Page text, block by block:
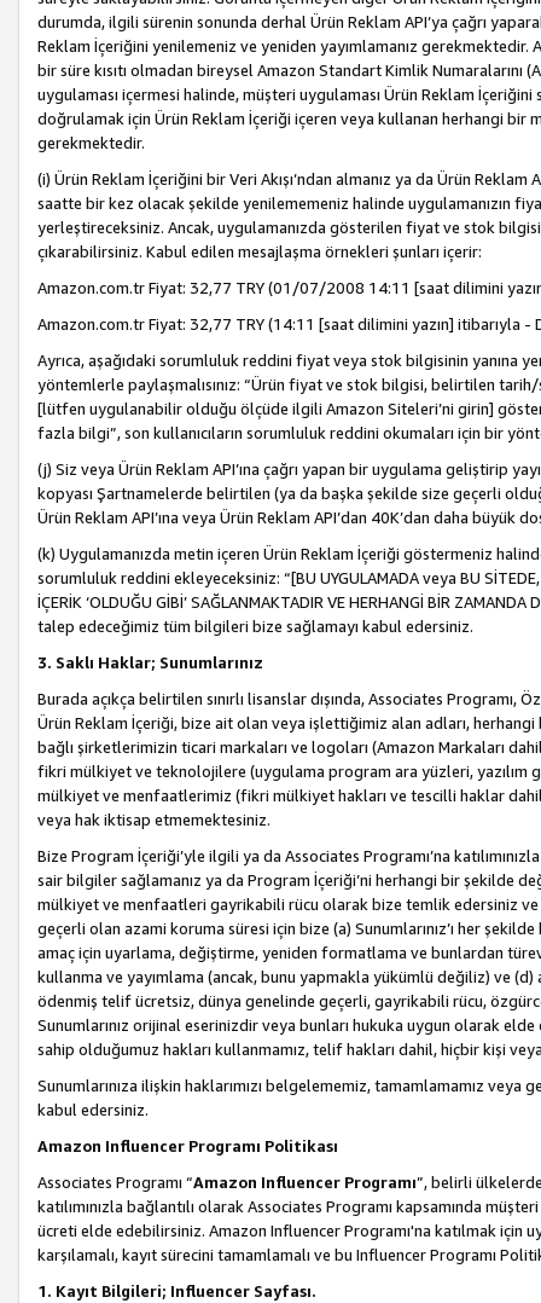
durumda, ilgili sürenin sonunda derhal Ürün Reklam API’ya çağrı
Reklam İçeriğini yenilemeniz ve yeniden yayımlamanız gerekmektedir.
bir süre kısıtı olmadan bireysel Amazon Standart Kimlik Numaralarını
uygulaması içermesi halinde, müşteri uygulaması Ürün Reklam
doğrulamak için Ürün Reklam İçeriği içeren veya kullanan herhangi bir
gerekmektedir.
(i) Ürün Reklam İçeriğini bir Veri Akışı’ndan almanız ya da Ürün
saatte bir kez olacak şekilde yenilememeniz halinde uygulamanızın
yerleştireceksiniz. Ancak, uygulamanızda gösterilen fiyat ve stok
çıkarabilirsiniz. Kabul edilen mesajlaşma örnekleri şunları içerir:
Amazon.com.tr Fiyat: 32,77 TRY (01/07/2008 14:11 [saat dilimini
Amazon.com.tr Fiyat: 32,77 TRY (14:11 [saat dilimini yazın] itibarıyla -
Ayrıca, aşağıdaki sorumluluk reddini fiyat veya stok bilgisinin yanına
yöntemlerle paylaşmalısınız: “Ürün fiyat ve stok bilgisi, belirtilen
[lütfen uygulanabilir olduğu ölçüde ilgili Amazon Siteleri’ni girin]
fazla bilgi”, son kullanıcıların sorumluluk reddini okumaları için bir
(j) Siz veya Ürün Reklam API’ına çağrı yapan bir uygulama geliştirip
kopyası Şartnamelerde belirtilen (ya da başka şekilde size geçerli
Ürün Reklam API’ına veya Ürün Reklam API’dan 40K’dan daha büyük
(k) Uygulamanızda metin içeren Ürün Reklam İçeriği göstermeniz
sorumluluk reddini ekleyeceksiniz: “[BU UYGULAMADA veya BU SİTEDE,
İÇERİK ‘OLDUĞU GİBİ’ SAĞLANMAKTADIR VE HERHANGİ BİR
talep edeceğimiz tüm bilgileri bize sağlamayı kabul edersiniz.
3. Saklı Haklar; Sunumlarınız
Burada açıkça belirtilen sınırlı lisanslar dışında, Associates Programı,
Ürün Reklam İçeriği, bize ait olan veya işlettiğimiz alan adları,
bağlı şirketlerimizin ticari markaları ve logoları (Amazon Markaları
fikri mülkiyet ve teknolojilere (uygulama program ara yüzleri,
mülkiyet ve menfaatlerimiz (fikri mülkiyet hakları ve tescilli haklar
veya hak iktisap etmemektesiniz.
Bize Program İçeriği’yle ilgili ya da Associates Programı’na
sair bilgiler sağlamanız ya da Program İçeriği’ni herhangi bir şekilde
mülkiyet ve menfaatleri gayrikabili rücu olarak bize temlik edersiniz ve
geçerli olan azami koruma süresi için bize (a) Sunumlarınız’ı her
amaç için uyarlama, değiştirme, yeniden formatlama ve bunlardan türev
kullanma ve yayımlama (ancak, bunu yapmakla yükümlü değiliz) ve
ödenmiş telif ücretsiz, dünya genelinde geçerli, gayrikabili rücu,
Sunumlarınız orijinal eserinizdir veya bunları hukuka uygun olarak
sahip olduğumuz hakları kullanmamız, telif hakları dahil, hiçbir kişi
Sunumlarınıza ilişkin haklarımızı belgelememiz, tamamlamamız
kabul edersiniz.
Amazon Influencer Programı Politikası
Associates Programı “Amazon Influencer Programı”, belirli
katılımınızla bağlantılı olarak Associates Programı kapsamında
ücreti elde edebilirsiniz. Amazon Influencer Programı'na katılmak için
karşılamalı, kayıt sürecini tamamlamalı ve bu Influencer Programı
1. Kayıt Bilgileri; Influencer Sayfası.